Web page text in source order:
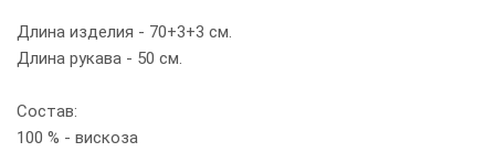
Длина изделия - 70+3+3 см.
Длина рукава - 50 см.
Состав:
100 % - вискоза